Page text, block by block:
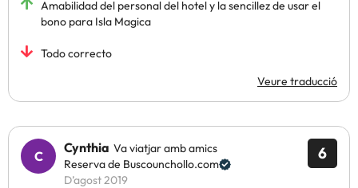
Amabilidad del personal del hotel y la sencillez de usar el
bono para Isla Magica
Todo correcto
Veure traducció
6
Cynthia Va viatjar amb amics
Reserva de Buscounchollo.com
D’agost 2019